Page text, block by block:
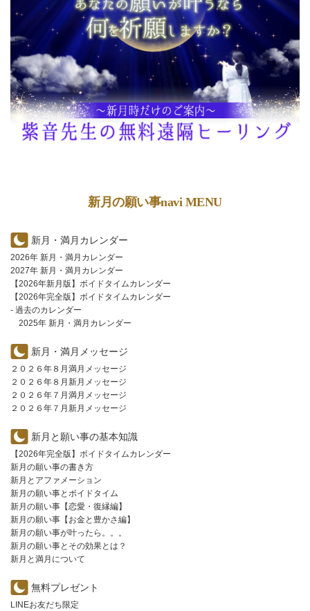
新月の願い事navi MENU
新月・満月カレンダー
2026年 新月・満月カレンダー
2027年 新月・満月カレンダー
【2026年新月版】ボイドタイムカレンダー
【2026年完全版】ボイドタイムカレンダー
- 過去のカレンダー
2025年 新月・満月カレンダー
新月・満月メッセージ
２０２６年８月満月メッセージ
２０２６年８月新月メッセージ
２０２６年７月満月メッセージ
２０２６年７月新月メッセージ
新月と願い事の基本知識
【2026年完全版】ボイドタイムカレンダー
新月の願い事の書き方
新月とアファメーション
新月の願い事とボイドタイム
新月の願い事【恋愛・復縁編】
新月の願い事【お金と豊かさ編】
新月の願い事が叶ったら。。。
新月の願い事とその効果とは？
新月と満月について
無料プレゼント
LINEお友だち限定